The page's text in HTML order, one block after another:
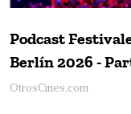
Podcast
Berlín 2026 -
OtrosCines.com